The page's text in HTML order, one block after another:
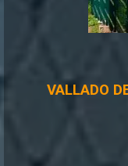
VALLADO